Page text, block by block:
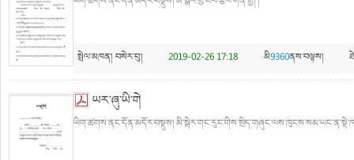
སྤེལ་མཁན། བསེར་བུ། 2019-02-26 17:18 མི9360ནས་བལྟས།
ཡར་ཞུ་ཡི་གེ
ཡིག་ཚགས་ནང་དོན་མདོར་བསྡུས།